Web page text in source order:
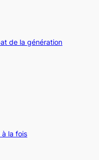
de la génération
à la fois